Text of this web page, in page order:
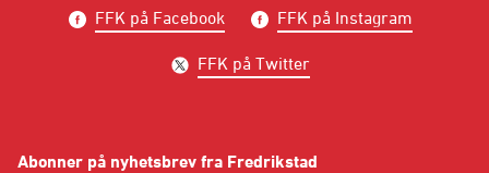
FFK på Facebook FFK på Instagram
FFK på Twitter
Abonner på nyhetsbrev fra Fredrikstad